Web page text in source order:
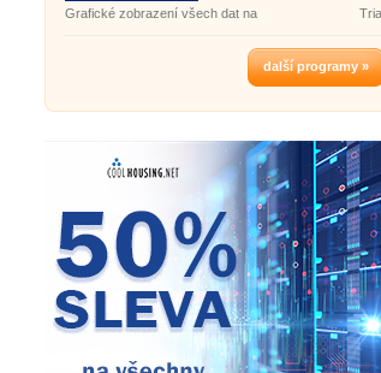
Grafické zobrazení všech dat na
další programy »